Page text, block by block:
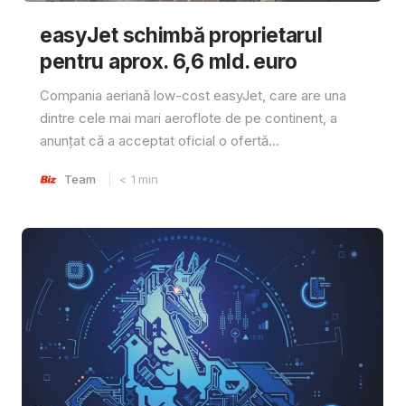
easyJet schimbă proprietarul
pentru aprox. 6,6 mld. euro
Compania aeriană low-cost easyJet, care are una
dintre cele mai mari aeroflote de pe continent, a
anunțat că a acceptat oficial o ofertă...
Team < 1 min